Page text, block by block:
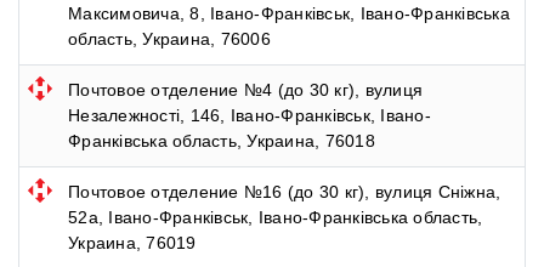
Максимовича, 8, Івано-Франківськ, Івано-Франківська
область, Украина, 76006
Почтовое отделение №4 (до 30 кг), вулиця
Незалежності, 146, Івано-Франківськ, Івано-
Франківська область, Украина, 76018
Почтовое отделение №16 (до 30 кг), вулиця Сніжна,
52а, Івано-Франківськ, Івано-Франківська область,
Украина, 76019